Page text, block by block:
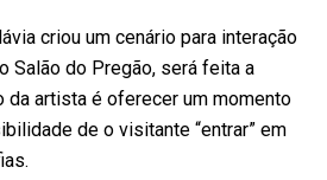
criou um cenário para interação
Salão do Pregão, será feita a
da artista é oferecer um momento
de o visitante “entrar” em